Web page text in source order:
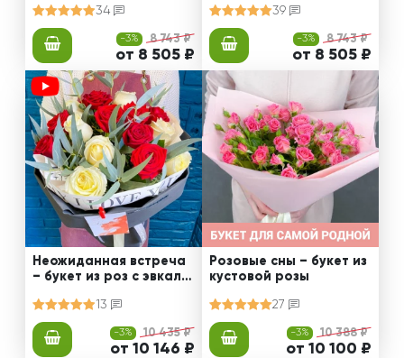
34
-3% 8 743 ₽
от 8 505 ₽
39
-3% 8 743 ₽
от 8 505 ₽
Неожиданная встреча
– букет из роз с эвкали
13
-3% 10 435 ₽
от 10 146 ₽
Розовые сны – букет из
кустовой розы
27
-3% 10 388 ₽
от 10 100 ₽